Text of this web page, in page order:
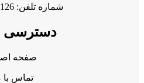
شماره تلفن: 03434117126
دسترسی
صفحه
تماس با